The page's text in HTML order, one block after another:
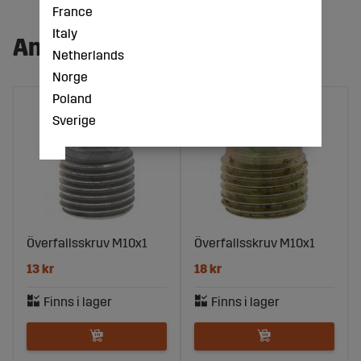
Andra köpte även:
Överfallsskruv M10x1
13 kr
Överfallsskruv M10x1
18 kr
France
Italy
Netherlands
Norge
Poland
Sverige